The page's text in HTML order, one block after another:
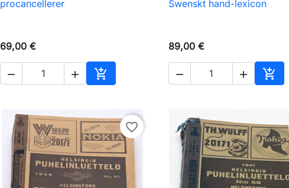
procancellerer
69,00 €
  
Ostoskoriin
Swenskt hand-lexicon
89,00 €
  
favorite_border